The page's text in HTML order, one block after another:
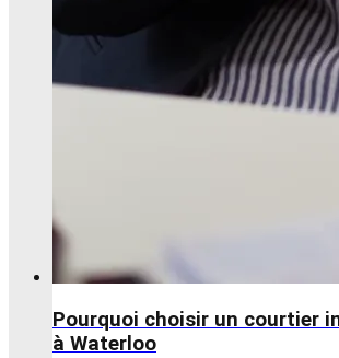
Pourquoi choisir un courtier
à Waterloo